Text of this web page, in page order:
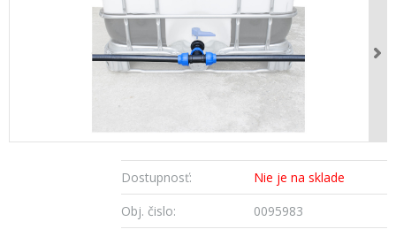
Dostupnosť:
Nie je na sklade
Obj. čislo:
0095983